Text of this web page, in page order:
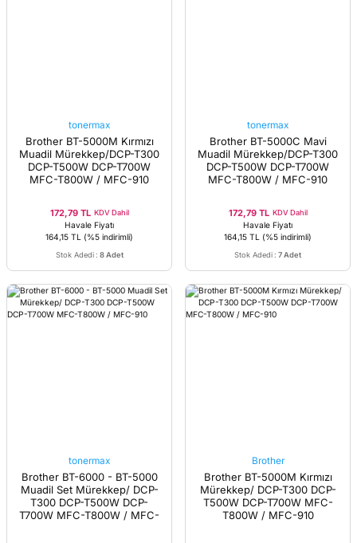
tonermax
Brother BT-5000M Kırmızı
Muadil Mürekkep/DCP-T300
DCP-T500W DCP-T700W
MFC-T800W / MFC-910
172,79 TL KDV Dahil
Havale Fiyatı
164,15 TL (%5 indirimli)
Stok Adedi : 8 Adet
tonermax
Brother BT-5000C Mavi
Muadil Mürekkep/DCP-T300
DCP-T500W DCP-T700W
MFC-T800W / MFC-910
172,79 TL KDV Dahil
Havale Fiyatı
164,15 TL (%5 indirimli)
Stok Adedi : 7 Adet
tonermax
Brother BT-6000 - BT-5000
Muadil Set Mürekkep/ DCP-
T300 DCP-T500W DCP-
T700W MFC-T800W / MFC-
Brother
Brother BT-5000M Kırmızı
Mürekkep/ DCP-T300 DCP-
T500W DCP-T700W MFC-
T800W / MFC-910